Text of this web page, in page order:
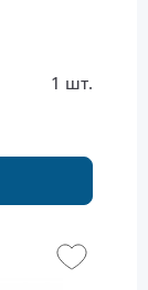
1 шт.